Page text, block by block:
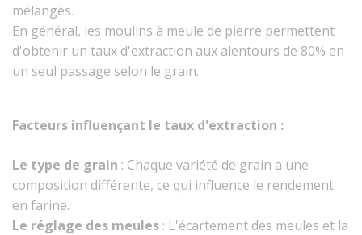
mélangés.
En général, les moulins à meule de pierre permettent
d'obtenir un taux d'extraction aux alentours de 80% en
un seul passage selon le grain.
Facteurs influençant le taux d'extraction :
Le type de grain : Chaque variété de grain a une
composition différente, ce qui influence le rendement
en farine.
Le réglage des meules : L'écartement des meules et la